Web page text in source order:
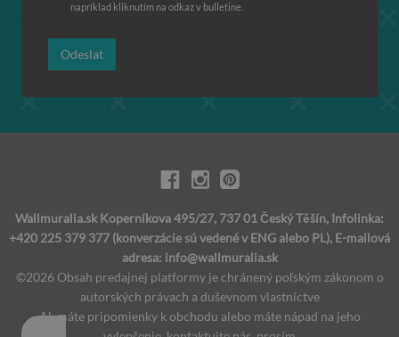
napríklad kliknutím na odkaz v bulletine.
Odeslat
Wallmuralia.sk Koperníkova 495/27, 737 01 Český Těšín, Infolinka:
+420 225 379 377 (konverzácie sú vedené v ENG alebo PL), E-mailová
adresa: info@wallmuralia.sk
©2026 Obsah predajnej platformy je chránený poľským zákonom o
autorských právach a duševnom vlastníctve
Ak máte pripomienky k obchodu alebo máte nápad na jeho